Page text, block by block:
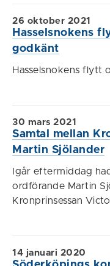
Hasselsnokens
godkänt
26 oktober 2021
Hasselsnokens flytt
Samtal mellan
Martin Sjölander
30 mars 2021
Igår eftermiddag
ordförande Martin
Kronprinsessan
14 januari 2020